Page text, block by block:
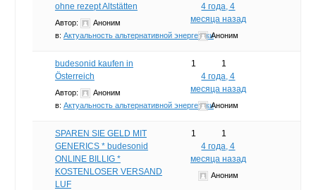
ohne rezept Altstätten
Автор:
Аноним
в: Актуальность альтернативной энергетики
4 года, 4
месяца назад
Аноним
budesonid kaufen in
Österreich
Автор:
Аноним
в: Актуальность альтернативной энергетики
1
1
4 года, 4
месяца назад
Аноним
SPAREN SIE GELD MIT
GENERICS * budesonid
ONLINE BILLIG *
KOSTENLOSER VERSAND
LUF
1
1
4 года, 4
месяца назад
Аноним